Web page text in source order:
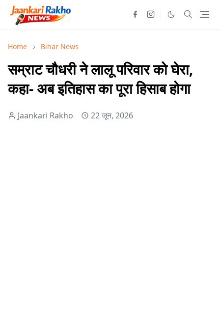
Home Bihar News
सम्राट चौधरी ने लालू परिवार को घेरा,
कहा- अब इतिहास का पूरा हिसाब होगा
Jaankari Rakho 22 जून, 2026